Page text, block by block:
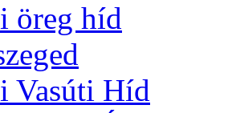
öreg híd
Vasúti Híd